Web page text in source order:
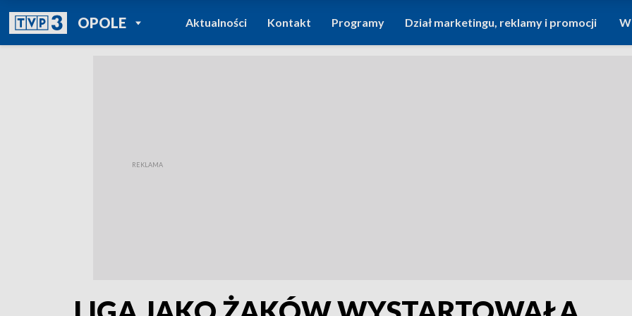
OPOLEPOWRÓT DO
TVP REGIONY
Aktualności Kontakt Programy Dział marketingu, reklamy i promocji